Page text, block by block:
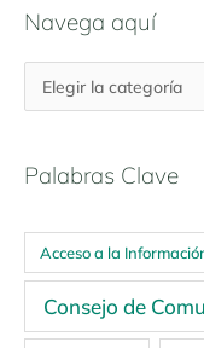
Navega aquí
Palabras Clave
Acceso a la
Consejo de